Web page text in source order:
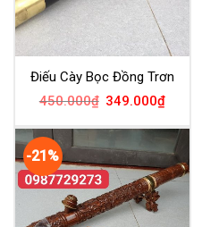
Điếu Cày Bọc Đồng Trơn
450.000₫ 349.000₫
-21%